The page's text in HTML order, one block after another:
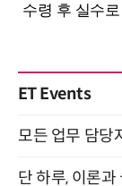
ET Events